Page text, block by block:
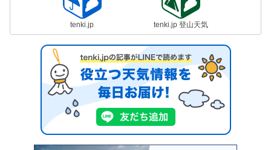
tenki.jp tenki.jp 登山天気